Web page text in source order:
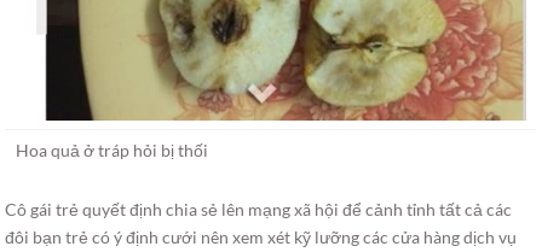
Hoa quả ở tráp hỏi bị thối
Cô gái trẻ quyết định chia sẻ lên mạng xã hội để cảnh tỉnh tất cả các
đôi bạn trẻ có ý định cưới nên xem xét kỹ lưỡng các cửa hàng dịch vụ